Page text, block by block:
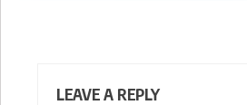
LEAVE A REPLY